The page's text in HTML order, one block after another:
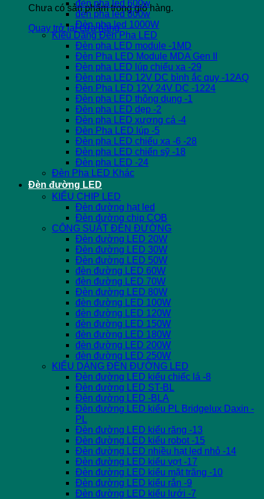
Chưa có sản phẩm trong giỏ hàng.
Quay trở lại cửa hàng
đèn pha led 600w
đèn pha led 800w
Đèn pha led 1000W
Kiểu Dáng Đèn Pha LED
Đèn pha LED module -1MD
Đèn Pha LED Module MDA Gen II
Đèn pha LED lúp chiếu xa -29
Đèn pha LED 12V DC bình ắc quy -12AQ
Đèn Pha LED 12V 24V DC -1224
Đèn pha LED thông dụng -1
Đèn pha LED dẹp -2
Đèn pha LED xương cá -4
Đèn Pha LED lúp -5
Đèn pha LED chiếu xa -6 -28
Đèn pha LED chiến sỹ -18
Đèn pha LED -24
Đèn Pha LED Khác
Đèn đường LED
KIỂU CHIP LED
Đèn đường hạt led
Đèn đường chip COB
CÔNG SUẤT ĐÈN ĐƯỜNG
Đèn đường LED 20W
Đèn đường LED 30W
Đèn đường LED 50W
đèn đường LED 60W
đèn đường LED 70W
Đèn đường LED 80W
đèn đường LED 100W
đèn đường LED 120W
đèn đường LED 150W
đèn đường LED 180W
đèn đường LED 200W
đèn đường LED 250W
KIỂU DÁNG ĐÈN ĐƯỜNG LED
Đèn đường LED kiểu chiếc lá -8
Đèn đường LED ST-BL
Đèn đường LED -BLA
Đèn đường LED kiểu PL Bridgelux Daxin -
PL
Đèn đường LED kiểu răng -13
Đèn đường LED kiểu robot -15
Đèn đường LED nhiều hạt led nhỏ -14
Đèn đường LED kiểu vợt -17
Đèn đường LED kiểu mặt trăng -10
Đèn đường LED kiểu rắn -9
Đèn đường LED kiểu lưới -7